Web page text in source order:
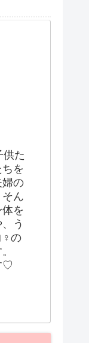
供た
を
婦の
ん
を
う
♀の
。
♡